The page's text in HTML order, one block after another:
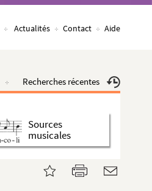
Actualités Contact Aide
Recherches récentes
Sources
musicales